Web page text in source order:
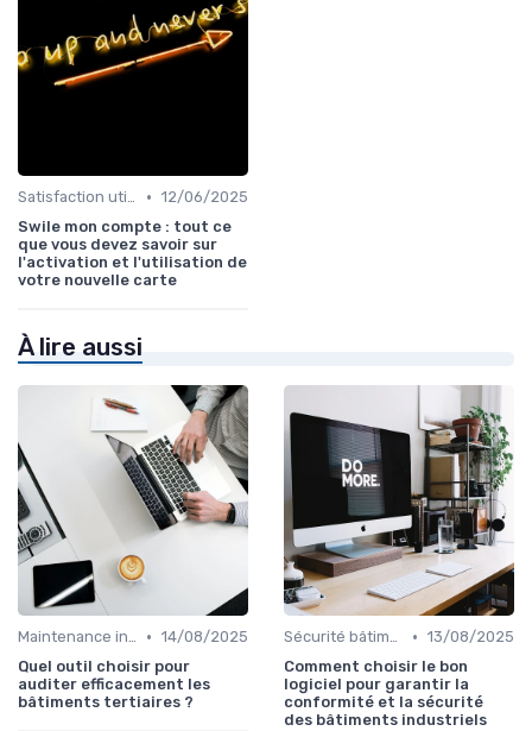
Satisfaction utilisateurs • 12/06/2025
Swile mon compte : tout ce
que vous devez savoir sur
l'activation et l'utilisation de
votre nouvelle carte
À lire aussi
Maintenance infrastructures • 14/08/2025
Quel outil choisir pour
auditer efficacement les
bâtiments tertiaires ?
Sécurité bâtiments • 13/08/2025
Comment choisir le bon
logiciel pour garantir la
conformité et la sécurité
des bâtiments industriels